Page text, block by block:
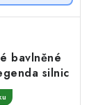
bavlněné
silnic